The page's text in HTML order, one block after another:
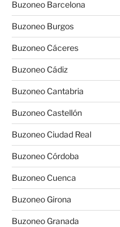
Buzoneo Barcelona
Buzoneo Burgos
Buzoneo Cáceres
Buzoneo Cádiz
Buzoneo Cantabria
Buzoneo Castellón
Buzoneo Ciudad Real
Buzoneo Córdoba
Buzoneo Cuenca
Buzoneo Girona
Buzoneo Granada